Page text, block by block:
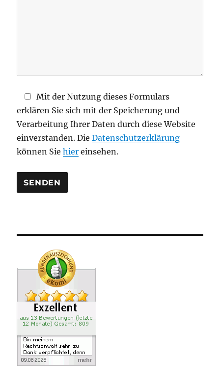
l
e
e
r
Mit der Nutzung dieses Formulars
erklären Sie sich mit der Speicherung und
Verarbeitung Ihrer Daten durch diese Website
einverstanden. DieDatenschutzerklärung
können Siehier einsehen.